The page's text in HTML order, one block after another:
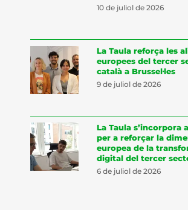
10 de juliol de 2026
La Taula reforça les
europees del tercer
català a Brussel·les
9 de juliol de 2026
La Taula s’incorpora
per a reforçar la
europea de la
digital del tercer
6 de juliol de 2026